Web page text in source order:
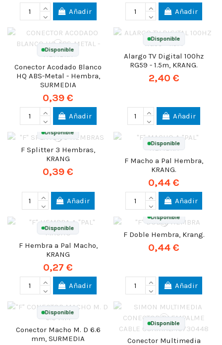
Añadir Añadir
Disponible
Conector Acodado Blanco
HQ ABS-Metal - Hembra,
SURMEDIA
0,39 €
Añadir
Disponible
Alargo TV Digital 100hz
RG59 - 1.5m, KRANG.
2,40 €
Añadir
Disponible
F Splitter 3 Hembras,
KRANG
0,39 €
Añadir
Disponible
F Macho a Pal Hembra,
KRANG.
0,44 €
Añadir
Disponible
F Hembra a Pal Macho,
KRANG
0,27 €
Añadir
Disponible
F Doble Hembra, Krang.
0,44 €
Añadir
Disponible
Conector Macho M. D 6.6
mm, SURMEDIA
Disponible
Conector Multimedia